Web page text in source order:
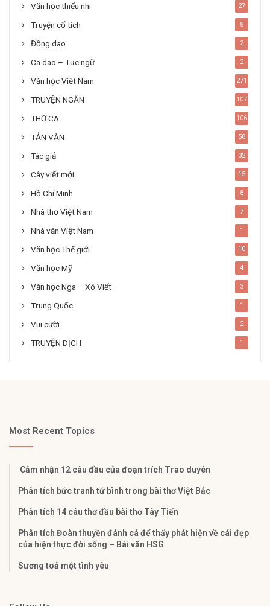
Văn học thiếu nhi 27
Truyện cổ tích 8
Đồng dao 2
Ca dao – Tục ngữ 2
Văn học Việt Nam 271
TRUYỆN NGẮN 107
THƠ CA 106
TẢN VĂN 58
Tác giả 32
Cây viết mới 15
Hồ Chí Minh 8
Nhà thơ Việt Nam 7
Nhà văn Việt Nam 1
Văn học Thế giới 10
Văn học Mỹ 4
Văn học Nga – Xô Viết 3
Trung Quốc 1
Vui cười 2
TRUYỆN DỊCH 1
Most Recent Topics
Cảm nhận 12 câu đầu của đoạn trích Trao duyên
Phân tích bức tranh tứ bình trong bài thơ Việt Bắc
Phân tích 14 câu thơ đầu bài thơ Tây Tiến
Phân tích Đoàn thuyền đánh cá để thấy phát hiện về cái đẹp
của hiện thực đời sống – Bài văn HSG
Sương toả một tình yêu